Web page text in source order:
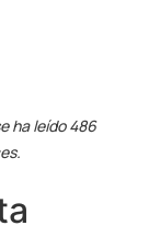
ha leído 486